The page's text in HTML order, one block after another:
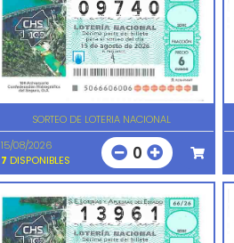
SORTEO DE LOTERIA NACIONAL
15/08/2026
7 DISPONIBLES 0